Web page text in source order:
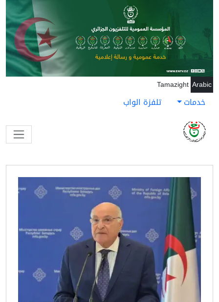
تجاوز إلى المحتوى الرئيسي
Arabic
Tamazight
خدمات تلفزة الواب
الواجهة